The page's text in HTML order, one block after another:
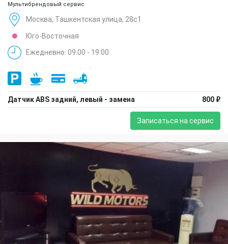
Мультибрендовый сервис
Москва, Ташкентская улица, 28с1
Юго-Восточная
Ежедневно: 09:00 - 19:00
Датчик ABS задний, левый - замена 800 ₽
Записаться на сервис